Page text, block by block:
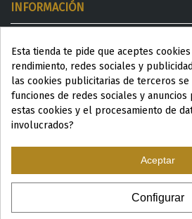
INFORMACIÓN
DESTACADOS
ESP|ENG
Esta tienda te pide que aceptes
rendimiento, redes sociales y
las cookies publicitarias de terceros
funciones de redes sociales y anuncios
estas cookies y el procesamiento de
involucrados?
Aceptar
Configurar